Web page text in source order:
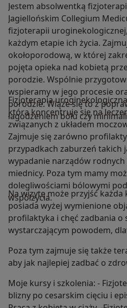
Jestem absolwentką
Jagiellońskim Collegium
fizjoterapii
każdym etapie ich życia.
okołoporodową, w której
pojęta opieka nad kobietą
porodzie. Wspólnie
wspieramy w jego procesie
porodzie. Wiąże się to z
łagodzeniem bólu czy
Fizjoterapia
która koncentruje się na
związanych z układem
Zajmuje się zarówno
przypadkach zaburzeń takich
wypadanie narządów
miednicy. Poza tym mamy
dolegliwościami bólowymi
współżycia.
Na wizytę może przyjść każda
posiada wyżej wymienione
profilaktyka i chęć zadbania o
wystarczającym powodem,
Poza tym zajmuje się także
aby jak najlepiej zadbać o
Moje kursy i szkolenia: -
blizny po cesarskim cięciu i